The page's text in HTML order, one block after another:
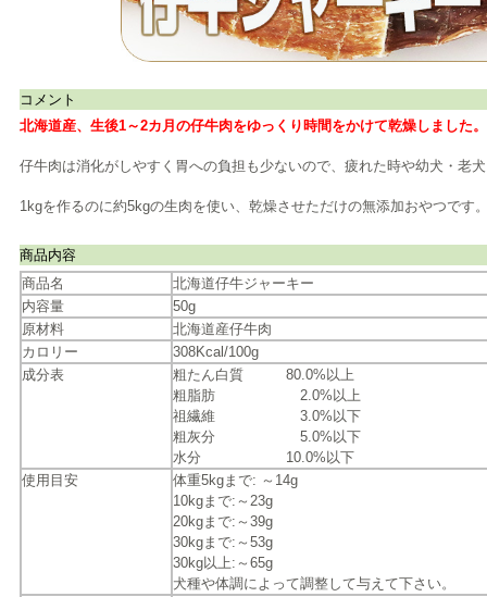
コメント
北海道産、生後1～2カ月の仔牛肉をゆっくり時間をかけて乾燥しました。
仔牛肉は消化がしやすく胃への負担も少ないので、疲れた時や幼犬・老
1kgを作るのに約5kgの生肉を使い、乾燥させただけの無添加おやつです
商品内容
商品名
北海道仔牛ジャーキー
内容量
50g
原材料
北海道産仔牛肉
カロリー
308Kcal/100g
成分表
粗たん白質 80.0%以上
粗脂肪 2.0%以上
祖繊維 3.0%以下
粗灰分 5.0%以下
水分 10.0%以下
使用目安
体重5kgまで: ～14g
10kgまで:～23g
20kgまで:～39g
30kgまで:～53g
30kg以上:～65g
犬種や体調によって調整して与えて下さい。